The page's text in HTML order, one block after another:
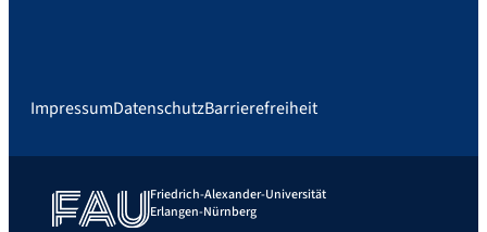
ImpressumDatenschutzBarrierefreiheit
Friedrich-Alexander-Universität
Erlangen-Nürnberg